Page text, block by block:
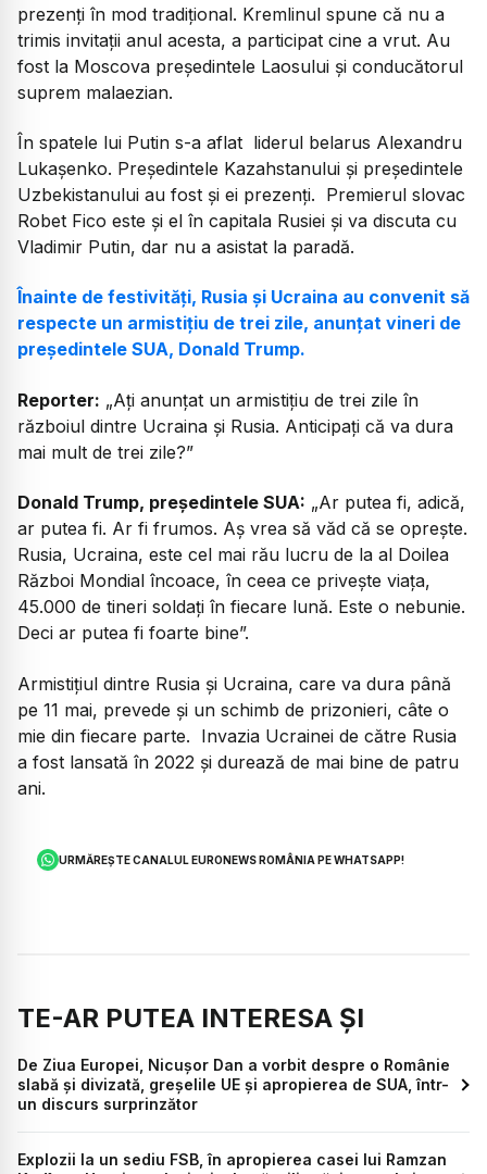
prezenți în mod tradițional. Kremlinul spune că nu a
trimis invitații anul acesta, a participat cine a vrut. Au
fost la Moscova președintele Laosului și conducătorul
suprem malaezian.
În spatele lui Putin s-a aflat liderul belarus Alexandru
Lukașenko. Președintele Kazahstanului și președintele
Uzbekistanului au fost și ei prezenți. Premierul slovac
Robet Fico este și el în capitala Rusiei și va discuta cu
Vladimir Putin, dar nu a asistat la paradă.
Înainte de festivități, Rusia și Ucraina au convenit să
respecte un armistițiu de trei zile, anunțat vineri de
președintele SUA, Donald Trump.
Reporter: „Ați anunțat un armistițiu de trei zile în
războiul dintre Ucraina și Rusia. Anticipați că va dura
mai mult de trei zile?”
Donald Trump, președintele SUA: „Ar putea fi, adică,
ar putea fi. Ar fi frumos. Aș vrea să văd că se oprește.
Rusia, Ucraina, este cel mai rău lucru de la al Doilea
Război Mondial încoace, în ceea ce privește viața,
45.000 de tineri soldați în fiecare lună. Este o nebunie.
Deci ar putea fi foarte bine”.
Armistițiul dintre Rusia și Ucraina, care va dura până
pe 11 mai, prevede și un schimb de prizonieri, câte o
mie din fiecare parte. Invazia Ucrainei de către Rusia
a fost lansată în 2022 și durează de mai bine de patru
ani.
URMĂREȘTE CANALUL EURONEWS ROMÂNIA PE WHATSAPP!
TE-AR PUTEA INTERESA ȘI
De Ziua Europei, Nicușor Dan a vorbit despre o Românie
slabă și divizată, greșelile UE și apropierea de SUA, într-
un discurs surprinzător
Explozii la un sediu FSB, în apropierea casei lui Ramzan